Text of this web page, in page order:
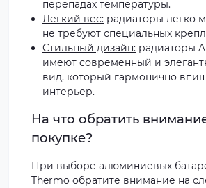
перепадах температуры.
Лёгкий вес: радиаторы легко
не требуют специальных
Стильный дизайн: радиаторы
имеют современный и
вид, который гармонично
интерьер.
На что обратить
покупке?
При выборе алюминиевых
Thermo обратите внимание на